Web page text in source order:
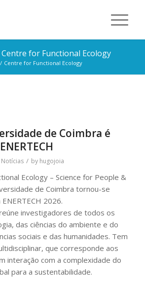
for Functional Ecology
/ Centre for Functional Ecology
de Coimbra é
Notícias / by hugojoia
Ecology – Science for People &
de Coimbra tornou-se
2026.
investigadores de todos os
das ciências do ambiente e do
sociais e das humanidades. Tem
que corresponde aos
interação com a complexidade do
para a sustentabilidade.